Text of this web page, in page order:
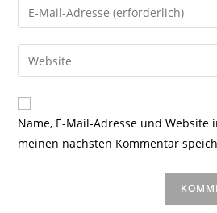
oder
zum
Kommentieren
ein
Gib
deine
E-
Mail-
zum
Kommentieren
ein
Gib
deine
Website-
URL
Name, E-Mail-Adresse und Website
meinen nächsten Kommentar